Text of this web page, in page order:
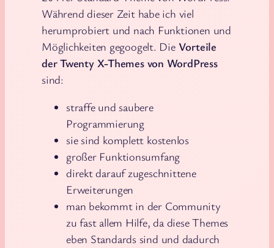
Während dieser Zeit habe ich viel
herumprobiert und nach Funktionen und
Möglichkeiten gegoogelt. Die Vorteile
der Twenty X-Themes von WordPress
sind:
straffe und saubere
Programmierung
sie sind komplett kostenlos
großer Funktionsumfang
direkt darauf zugeschnittene
Erweiterungen
man bekommt in der Community
zu fast allem Hilfe, da diese Themes
eben Standards sind und dadurch